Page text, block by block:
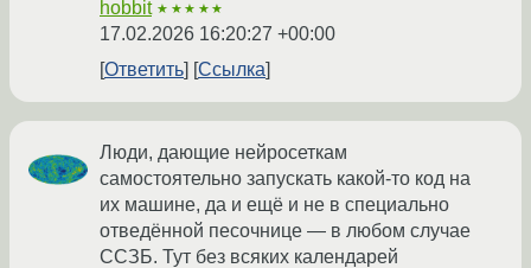
hobbit ★★★★★
17.02.2026 16:20:27 +00:00
Ответить
Ссылка
Люди, дающие нейросеткам
самостоятельно запускать какой-то код на
их машине, да и ещё и не в специально
отведённой песочнице — в любом случае
ССЗБ. Тут без всяких календарей